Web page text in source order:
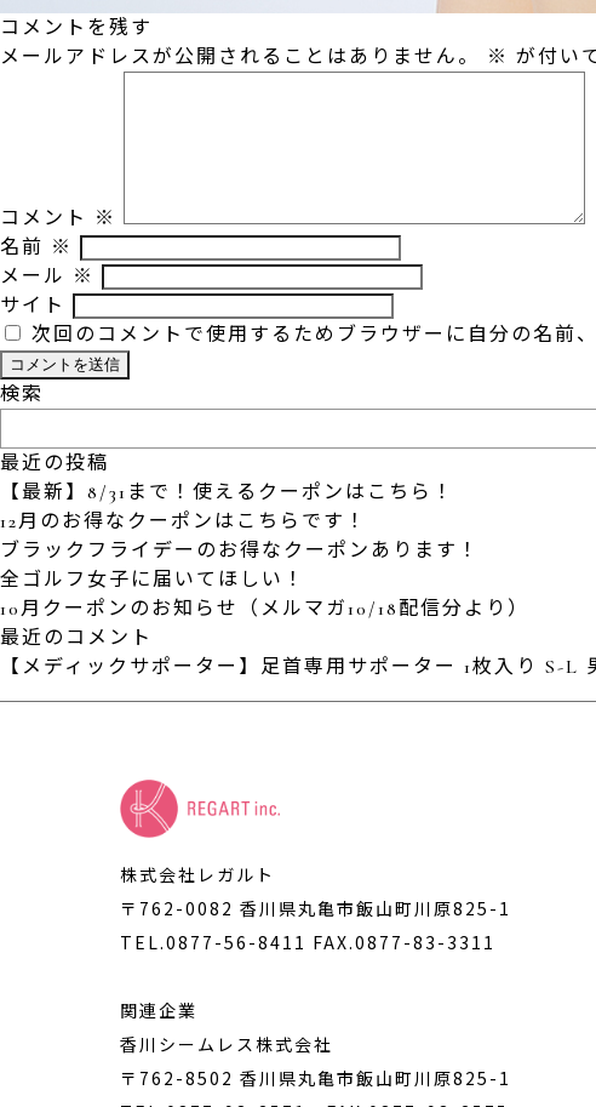
コメントを残す
メールアドレスが公開されることはありません。
※ が付い
コメント ※
名前 ※
メール ※
サイト
次回のコメントで使用するためブラウザーに自分の名前
検索
最近の投稿
【最新】8/31まで！使えるクーポンはこちら！
12月のお得なクーポンはこちらです！
ブラックフライデーのお得なクーポンあります！
全ゴルフ女子に届いてほしい！
10月クーポンのお知らせ（メルマガ10/18配信分より）
最近のコメント
【メディックサポーター】足首専用サポーター 1枚入り S-L
株式会社レガルト
〒762-0082 香川県丸亀市飯山町川原825-1
TEL.0877-56-8411 FAX.0877-83-3311
関連企業
香川シームレス株式会社
〒762-8502 香川県丸亀市飯山町川原825-1